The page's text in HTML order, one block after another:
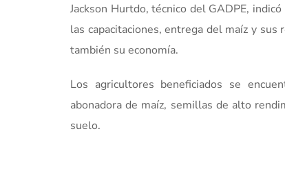
Jackson Hurtdo, técnico del GADPE,
las capacitaciones, entrega del maíz y
también su economía.
Los agricultores beneficiados se
abonadora de maíz, semillas de alto
suelo.